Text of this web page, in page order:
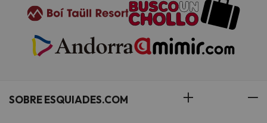
SOBRE ESQUIADES.COM